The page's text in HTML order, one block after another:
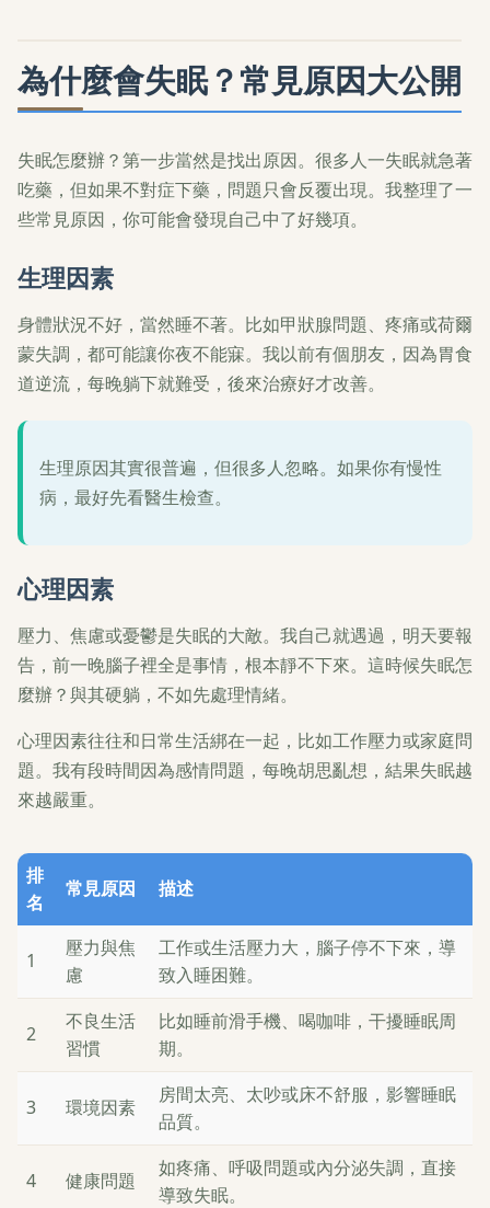
為什麼會失眠？常見原因大公開
失眠怎麼辦？第一步當然是找出原因。很多人一失眠就急著
吃藥，但如果不對症下藥，問題只會反覆出現。我整理了一
些常見原因，你可能會發現自己中了好幾項。
生理因素
身體狀況不好，當然睡不著。比如甲狀腺問題、疼痛或荷爾
蒙失調，都可能讓你夜不能寐。我以前有個朋友，因為胃食
道逆流，每晚躺下就難受，後來治療好才改善。
生理原因其實很普遍，但很多人忽略。如果你有慢性
病，最好先看醫生檢查。
心理因素
壓力、焦慮或憂鬱是失眠的大敵。我自己就遇過，明天要報
告，前一晚腦子裡全是事情，根本靜不下來。這時候失眠怎
麼辦？與其硬躺，不如先處理情緒。
心理因素往往和日常生活綁在一起，比如工作壓力或家庭問
題。我有段時間因為感情問題，每晚胡思亂想，結果失眠越
來越嚴重。
排
名
常見原因 描述
1
壓力與焦
慮
工作或生活壓力大，腦子停不下來，導
致入睡困難。
2
不良生活
習慣
比如睡前滑手機、喝咖啡，干擾睡眠周
期。
3 環境因素
房間太亮、太吵或床不舒服，影響睡眠
品質。
4 健康問題
如疼痛、呼吸問題或內分泌失調，直接
導致失眠。